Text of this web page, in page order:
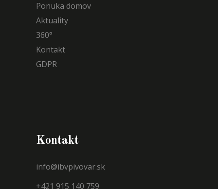
Ponuka domov
Aktuality
360°
Kontakt
GDPR
Kontakt
info@ibvpivovar.sk
+421 915 140 759